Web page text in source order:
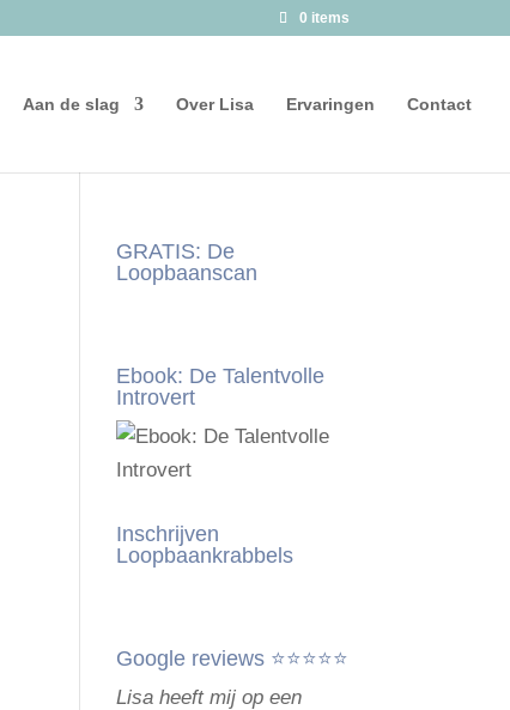
0 items
Aan de slag Over Lisa Ervaringen Contact
GRATIS: De
Loopbaanscan
Ebook: De Talentvolle
Introvert
Inschrijven
Loopbaankrabbels
Google reviews ⭐⭐⭐⭐⭐
Lisa heeft mij op een